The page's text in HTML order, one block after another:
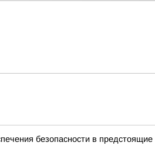
безопасности в